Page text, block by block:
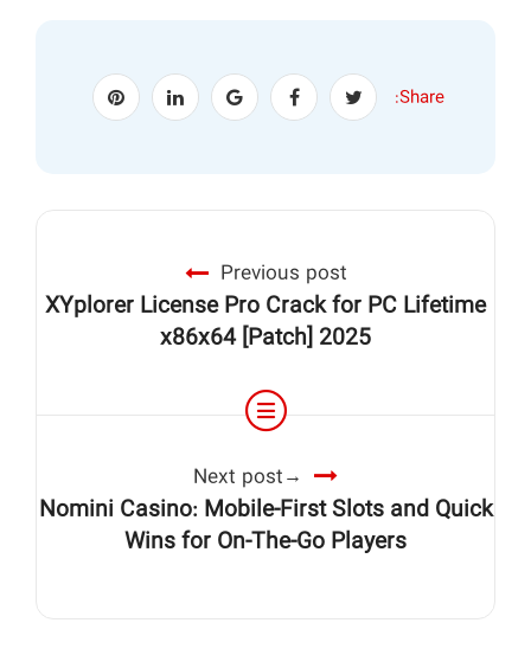
Share:
Previous post
XYplorer License Pro Crack for PC Lifetime
x86x64 [Patch] 2025
Next post
Nomini Casino: Mobile‑First Slots and Quick
Wins for On‑The‑Go Players